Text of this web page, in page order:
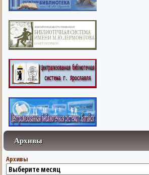
Архивы
Архивы